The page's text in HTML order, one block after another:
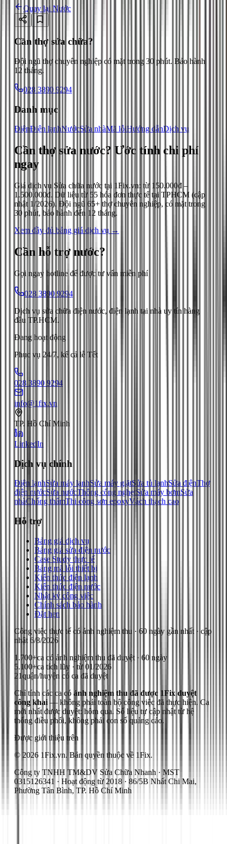
Quay lại Nước
Cần thợ sửa chữa?
Đội ngũ thợ chuyên nghiệp có mặt trong 30 phút. Bảo hành
12 tháng.
028 3890 9294
Danh mục
ĐiệnĐiện lạnhNướcSửa nhàMã lỗiHướng dẫnDịch vụ
Cần thợ sửa nước? Ước tính chi phí
ngay
Giá dịch vụ Sửa chữa nước tại 1Fix.vn: từ 150.000đ –
1.500.000đ. Dữ liệu từ 55 hóa đơn thực tế tại TPHCM (cập
nhật 1/2026). Đội ngũ 65+ thợ chuyên nghiệp, có mặt trong
30 phút, bảo hành đến 12 tháng.
Xem đầy đủ bảng giá dịch vụ →
Cần hỗ trợ nước?
Gọi ngay hotline để được tư vấn miễn phí
028 3890 9294
Dịch vụ sửa chữa điện nước, điện lạnh tại nhà uy tín hàng
đầu TP.HCM.
Đang hoạt động
Phục vụ 24/7, kể cả lễ Tết
028 3890 9294
info@1fix.vn
TP. Hồ Chí Minh
LinkedIn
Dịch vụ chính
Điện lạnhSửa máy lạnhSửa máy giặtSửa tủ lạnhSửa điệnThợ
điện nướcSửa nướcThông cống nghẹtSửa máy bơmSửa
nhàChống thấmThi công sơn epoxyVách thạch cao
Hỗ trợ
Bảng giá dịch vụ
Bảng giá sửa điện nước
Case Study thực tế
Bảng mã lỗi thiết bị
Kiến thức điện lạnh
Kiến thức điện nước
Nhật ký công việc
Chính sách bảo hành
Đặt hẹn
Công việc thực tế có ảnh nghiệm thu · 60 ngày gần nhất · cập
nhật 6/8/2026
1.700+ca có ảnh nghiệm thu đã duyệt · 60 ngày
5.100+ca tích lũy · từ 01/2026
21quận/huyện có ca đã duyệt
Chỉ tính các ca có ảnh nghiệm thu đã được 1Fix duyệt
công khai — không phải toàn bộ công việc đã thực hiện. Ca
mới nhất được duyệt: hôm qua. Số liệu tự cập nhật từ hệ
thống điều phối, không phải con số quảng cáo.
Được giới thiệu trên
© 2026 1Fix.vn. Bản quyền thuộc về 1Fix.
Công ty TNHH TM&DV Sửa Chữa Nhanh · MST
0315126341 · Hoạt động từ 2018 · 86/5B Nhất Chi Mai,
Phường Tân Bình, TP. Hồ Chí Minh